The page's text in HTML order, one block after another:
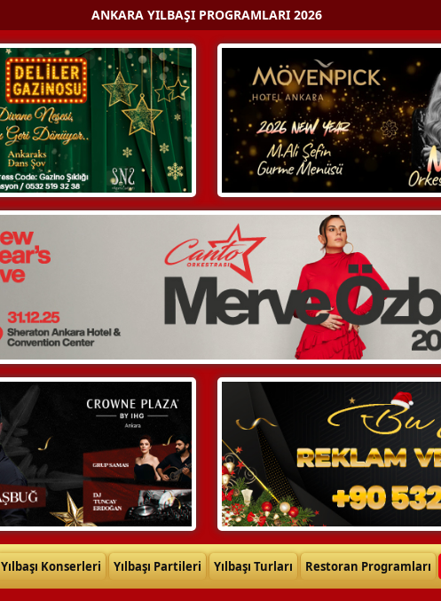
ANKARA YILBAŞI PROGRAMLARI 2026
Yılbaşı Konserleri Yılbaşı Partileri Yılbaşı Turları Restoran Programları